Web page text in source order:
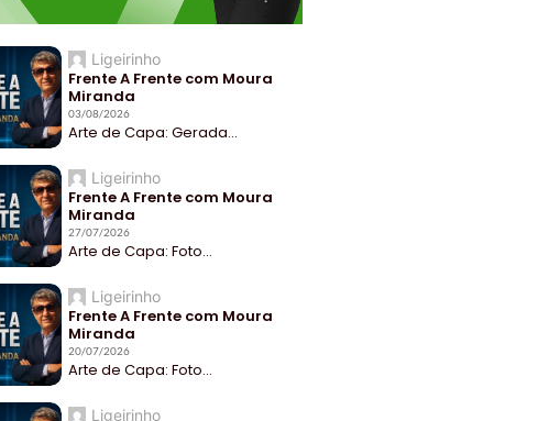
Ligeirinho
Frente A Frente com Moura
Miranda
03/08/2026
Arte de Capa: Gerada...
Ligeirinho
Frente A Frente com Moura
Miranda
27/07/2026
Arte de Capa: Foto...
Ligeirinho
Frente A Frente com Moura
Miranda
20/07/2026
Arte de Capa: Foto...
Ligeirinho